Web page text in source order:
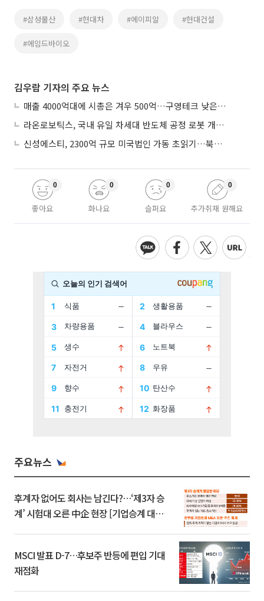
#삼성물산 #현대차 #에이피알 #현대건설
#에임드바이오
김우람 기자의 주요 뉴스
매출 4000억대에 시총은 겨우 500억…구영테크 낮은 몸값에 저가 승계 마무리
라온로보틱스, 국내 유일 차세대 반도체 공정 로봇 개발 ‘고객사 테스트 진행’
신성에스티, 2300억 규모 미국법인 가동 초읽기…북미 ESS 공략 본격화
좋아요
0
화나요
0
슬퍼요
0
추가취재 원해요
0
주요뉴스
후계자 없어도 회사는 남긴다?…‘제3자 승
계’ 시험대 오른 中企 현장 [기업승계 대전
MSCI 발표 D-7…후보주 반등에 편입 기대
재점화